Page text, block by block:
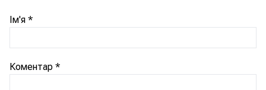
Ім'я *
Коментар *